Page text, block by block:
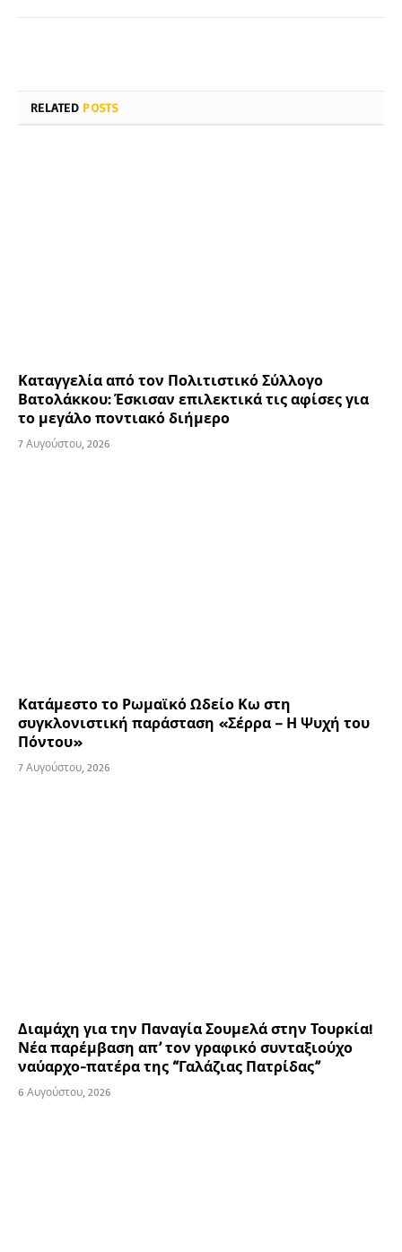
RELATED POSTS
Καταγγελία από τον Πολιτιστικό Σύλλογο
Βατολάκκου: Έσκισαν επιλεκτικά τις αφίσες για
το μεγάλο ποντιακό διήμερο
7 Αυγούστου, 2026
Κατάμεστο το Ρωμαϊκό Ωδείο Κω στη
συγκλονιστική παράσταση «Σέρρα – Η Ψυχή του
Πόντου»
7 Αυγούστου, 2026
Διαμάχη για την Παναγία Σουμελά στην Τουρκία!
Νέα παρέμβαση απ’ τον γραφικό συνταξιούχο
ναύαρχο-πατέρα της “Γαλάζιας Πατρίδας”
6 Αυγούστου, 2026